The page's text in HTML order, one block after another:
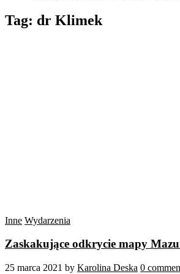
Tag: dr Klimek
Inne Wydarzenia
Zaskakujące odkrycie mapy
25 marca 2021 by Karolina Deska 0